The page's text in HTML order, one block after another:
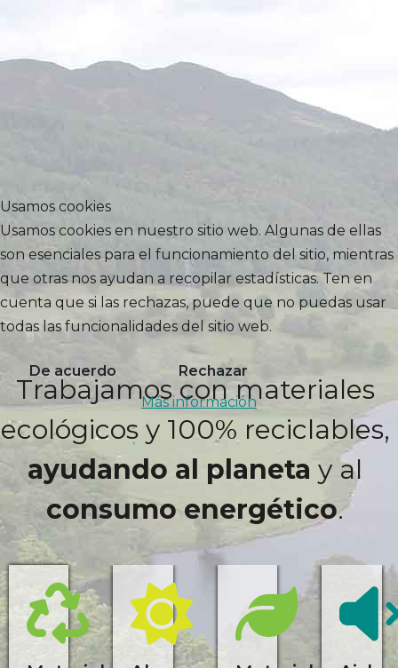
Trabajamos con materiales
ecológicos y 100% reciclables,
ayudando al planeta y al
consumo energético.
Usamos cookies
Usamos cookies en nuestro sitio web. Algunas de ellas
son esenciales para el funcionamiento del sitio, mientras
que otras nos ayudan a recopilar estadísticas. Ten en
cuenta que si las rechazas, puede que no puedas usar
todas las funcionalidades del sitio web.
De acuerdo
Rechazar
Más información